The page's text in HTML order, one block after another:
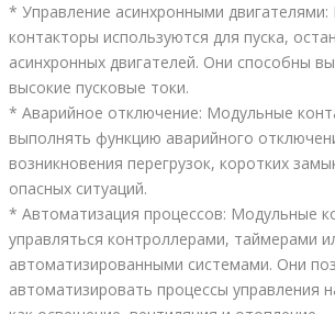
* Управление асинхронными
контакторы используются для пуска,
асинхронных двигателей. Они способны
высокие пусковые токи.
* Аварийное отключение: Модульные
выполнять функцию аварийного
возникновения перегрузок, коротких
опасных ситуаций.
* Автоматизация процессов: Модульные
управляться контроллерами, таймерами
автоматизированными системами. Они
автоматизировать процессы управления